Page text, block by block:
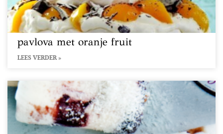
pavlova met oranje fruit
LEES VERDER »